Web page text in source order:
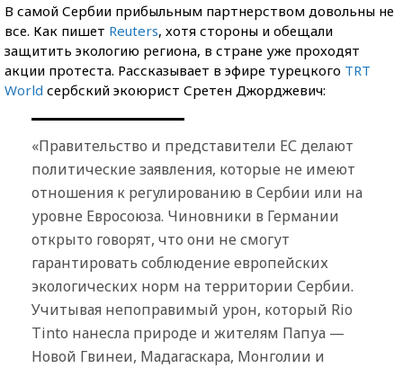
В самой Сербии прибыльным партнерством довольны не
все. Как пишет Reuters, хотя стороны и обещали
защитить экологию региона, в стране уже проходят
акции протеста. Рассказывает в эфире турецкого TRT
World сербский экоюрист Сретен Джорджевич:
​«Правительство и представители ЕС делают
политические заявления, которые не имеют
отношения к регулированию в Сербии или на
уровне Евросоюза. Чиновники в Германии
открыто говорят, что они не смогут
гарантировать соблюдение европейских
экологических норм на территории Сербии.
Учитывая непоправимый урон, который Rio
Tinto нанесла природе и жителям Папуа —
Новой Гвинеи, Мадагаскара, Монголии и